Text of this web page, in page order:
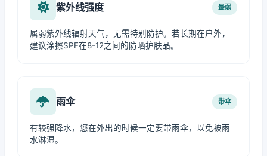
紫外线强度 最弱
属弱紫外线辐射天气，无需特别防护。若长期在户外，
建议涂擦SPF在8-12之间的防晒护肤品。
雨伞 带伞
有较强降水，您在外出的时候一定要带雨伞，以免被雨
水淋湿。